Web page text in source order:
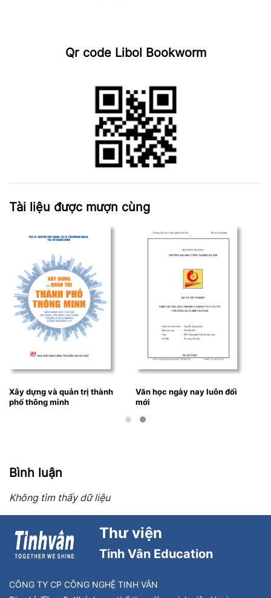
Qr code Libol Bookworm
Tài liệu được mượn cùng
Xây dựng và quản trị thành
phố thông minh
Văn học ngày nay luôn đổi
mới
Bình luận
Không tìm thấy dữ liệu
Thư viện
Tinh Vân Education
CÔNG TY CP CÔNG NGHỆ TINH VÂN